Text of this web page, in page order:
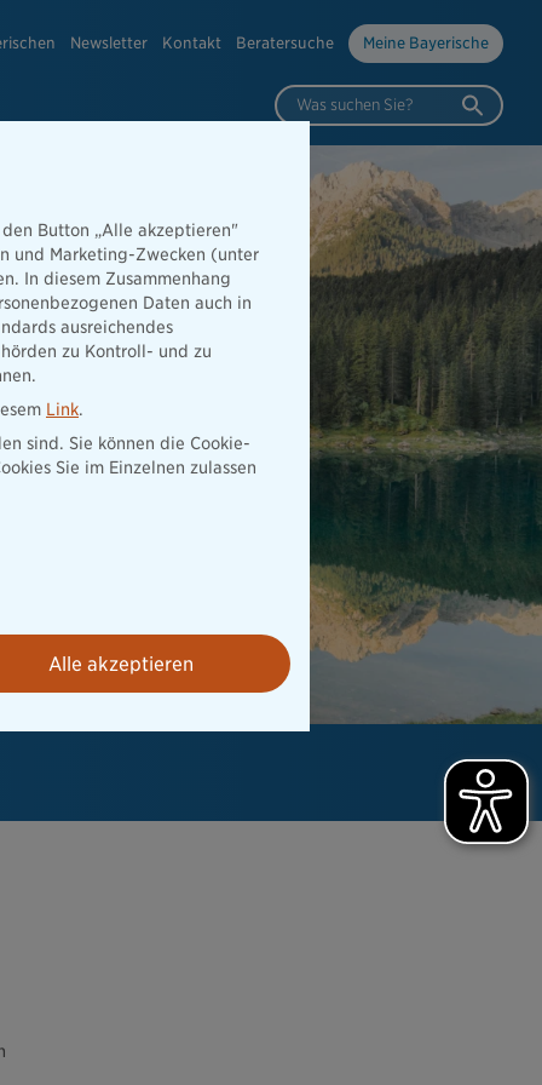
Newsletter Kontakt Beratersuche Meine Bayerische
Was suchen Sie?
Button „Alle akzeptieren"
und Marketing-Zwecken (unter
In diesem Zusammenhang
Daten auch in
ausreichendes
zu Kontroll- und zu
Link.
sind. Sie können die Cookie-
Sie im Einzelnen zulassen
Alle akzeptieren